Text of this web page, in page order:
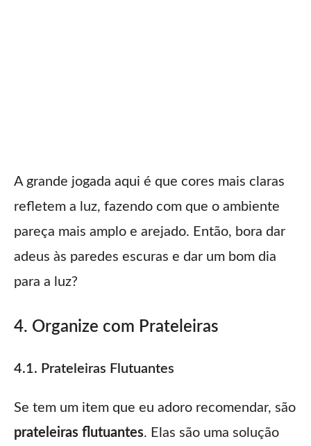
A grande jogada aqui é que cores mais claras
refletem a luz, fazendo com que o ambiente
pareça mais amplo e arejado. Então, bora dar
adeus às paredes escuras e dar um bom dia
para a luz?
4. Organize com Prateleiras
4.1. Prateleiras Flutuantes
Se tem um item que eu adoro recomendar, são
prateleiras flutuantes. Elas são uma solução